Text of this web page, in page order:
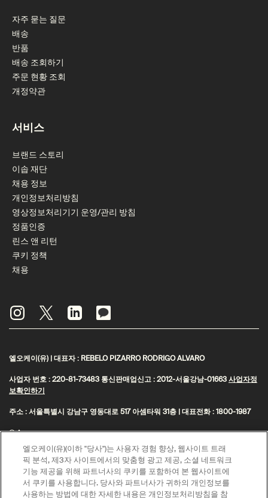
자주 묻는 질문
배송
반품
배송 조회하기
주문 현황 조회
개정약관
서비스
브랜드 스토리
이솝 재단
채용 정보
개인정보처리방침
영상정보처리기기 운영/관리 방침
정품인증
린스 앤 리턴
쿠키 정책
채용
엘오케이(유) | 대표자 : REBELO PIZARRO RODRIGO ALVARO
사업자 번호 : 220-81-73483 통신판매업신고 : 2012-서울강남-01663사업자정
보확인하기
주소 : 서울특별시 강남구 영동대로 517 아셈타워 31층 | 대표전화 : 1800-1987
© Aesop
제이피모간 체이스은행 구매안전 서비스(채무지급보증)
고객님은 안전거래를 위해 현금 결제한 금액에 대해 저희 쇼핑몰에서 가입한 제
이피모간 체이스은행 구매안전서비스 (지급보증서)를 이용하실 수 있습니다.
엘오케이(유)(이하 "당사")는 사용자 경험 향상, 웹사이트 트래
픽 분석, 제3자 사이트에서의 맞춤형 광고 제공, 소셜 네트워크
기능 제공을 위해 파트너사의 쿠키를 포함하여 본 웹사이트에
서 쿠키를 사용합니다. 당사와 파트너사가 귀하의 개인정보를
사용하는 방법에 대한 자세한 내용은 개인정보처리방침을 참